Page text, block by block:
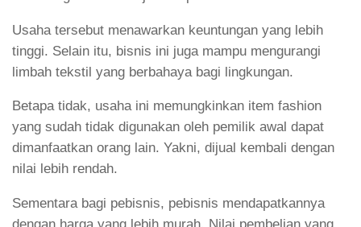
Usaha tersebut menawarkan keuntungan yang lebih
tinggi. Selain itu, bisnis ini juga mampu mengurangi
limbah tekstil yang berbahaya bagi lingkungan.
Betapa tidak, usaha ini memungkinkan item fashion
yang sudah tidak digunakan oleh pemilik awal dapat
dimanfaatkan orang lain. Yakni, dijual kembali dengan
nilai lebih rendah.
Sementara bagi pebisnis, pebisnis mendapatkannya